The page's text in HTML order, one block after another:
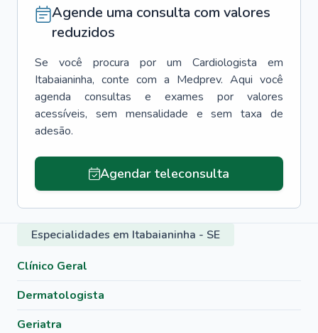
Agende uma consulta com valores
reduzidos
Se você procura por um Cardiologista
em
Itabaianinha, conte com a Medprev. Aqui você
agenda consultas e exames por valores
acessíveis, sem mensalidade e sem taxa de
adesão.
Agendar teleconsulta
Especialidades em Itabaianinha - SE
Clínico Geral
Dermatologista
Geriatra